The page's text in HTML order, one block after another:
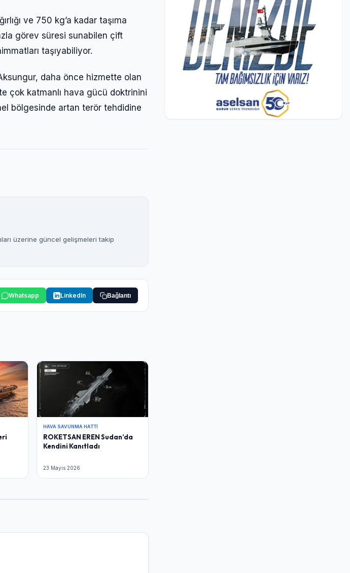
ve 750 kg’a kadar taşıma
görev süresi sunabilen çift
taşıyabiliyor.
daha önce hizmette olan
çok katmanlı hava gücü doktrinini
bölgesinde artan terör tehdidine
üzerine güncel gelişmeleri takip
Whatsapp LinkedIn Bağlantı
HAVA SAVUNMA HATTI
ROKETSAN EREN Sudan’da
Kendini Kanıtladı
23 Mayıs 2026